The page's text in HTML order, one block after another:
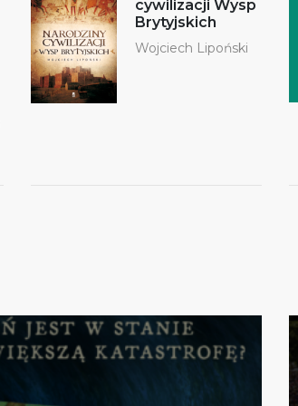
cywilizacji Wysp
Brytyjskich
Wojciech Lipoński